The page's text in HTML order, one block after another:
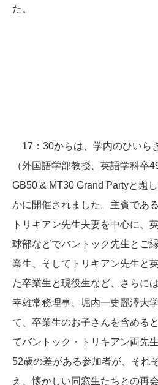
た。
17：30からは、学内のひいら
（外国語学部教授、英語学科卒
GB50 & MT30 Grand Partyと題
かに開催されました。主賓であ
トリキアン先生夫妻を中心に、
球部などでバントック先生とご
業生、そしてトリキアン先生と
た卒業生と現役生など、さらに
幸雄常務理事、堀内一史麗澤大
て、卒業生のお子さんを含める
てバントック・トリキアン両先
52歳の差がある参加者が、それ
え、懐かしい同窓生たちとの再